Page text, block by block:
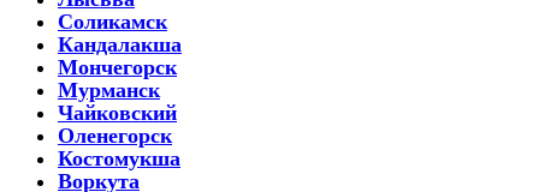
Соликамск
Кандалакша
Мончегорск
Мурманск
Чайковский
Оленегорск
Костомукша
Воркута